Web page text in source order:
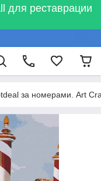
для реставрации
за номерами. Art